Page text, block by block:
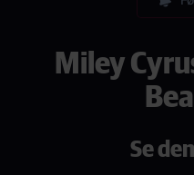
Miley
Se